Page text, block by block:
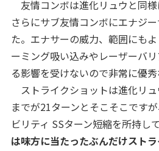
友情コンボは進化リュウと同様
さらにサブ友情コンボにエナジ
た。エナサーの威力、範囲にも
ーミング吸い込みやレーザーバ
る影響を受けないので非常に優秀
ストライクショットは進化リ
までが21ターンとそこそこです
ビリティ SSターン短縮を所持し
は味方に当たったぶんだけスト